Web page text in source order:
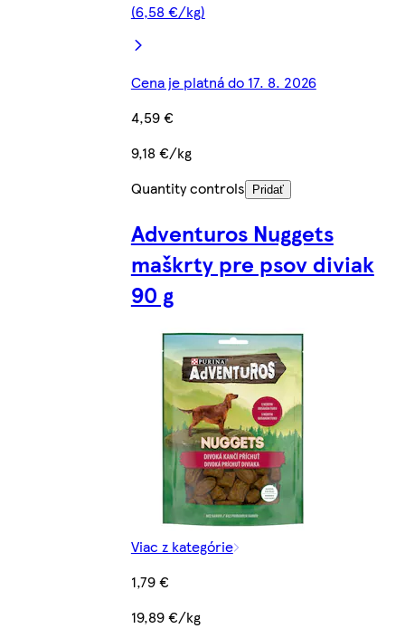
(6,58 €/kg)
Cena je platná do 17. 8. 2026
4,59 €
9,18 €/kg
Quantity controls
Pridať
Adventuros Nuggets
maškrty pre psov diviak
90 g
Viac z kategórie
1,79 €
19,89 €/kg